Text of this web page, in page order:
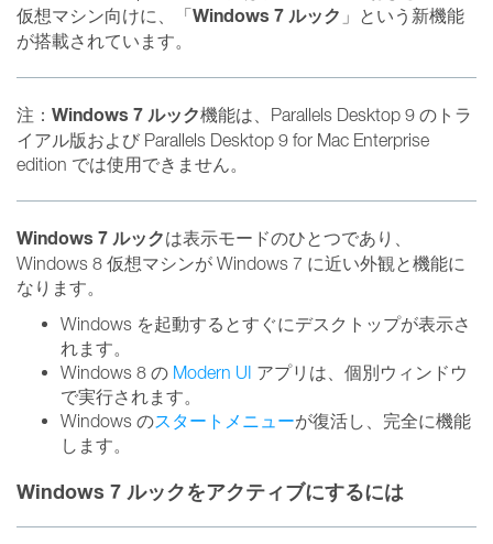
仮想マシン向けに、「Windows 7 ルック 」という新機能
が搭載されています。
注： Windows 7 ルック機能は、Parallels Desktop 9 のトラ
イアル版および Parallels Desktop 9 for Mac Enterprise
edition では使用できません。
Windows 7 ルックは表示モードのひとつであり、
Windows 8 仮想マシンが Windows 7 に近い外観と機能に
なります。
Windows を起動するとすぐにデスクトップが表示さ
れます。
Windows 8 の Modern UI アプリは、個別ウィンドウ
で実行されます。
Windows のスタートメニューが復活し、完全に機能
します。
Windows 7 ルックをアクティブにするには